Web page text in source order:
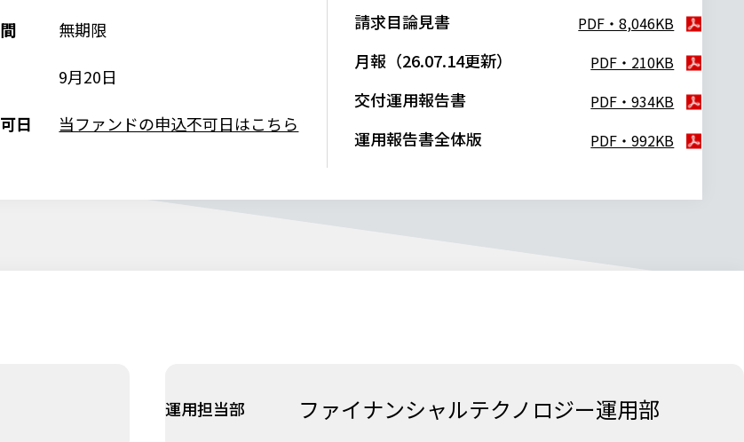
無期限
9月20日
日 当ファンドの申込不可日はこちら
請求目論見書 PDF・8,046KB
月報（26.07.14更新） PDF・210KB
交付運用報告書 PDF・934KB
運用報告書全体版 PDF・992KB
運用担当部 ファイナンシャルテクノロジー運用部